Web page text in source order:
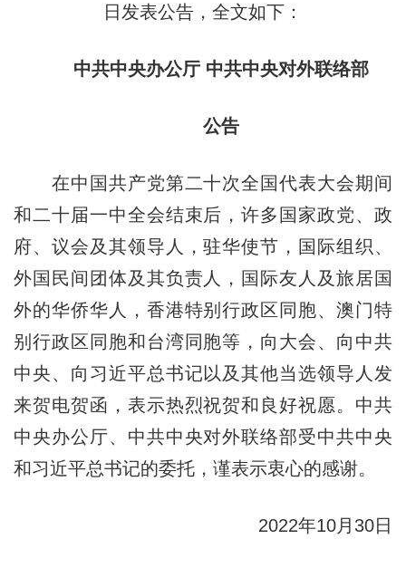
日发表公告，全文如下：
中共中央办公厅 中共中央对外联络部
公告
在中国共产党第二十次全国代表大会期间
和二十届一中全会结束后，许多国家政党、政
府、议会及其领导人，驻华使节，国际组织、
外国民间团体及其负责人，国际友人及旅居国
外的华侨华人，香港特别行政区同胞、澳门特
别行政区同胞和台湾同胞等，向大会、向中共
中央、向习近平总书记以及其他当选领导人发
来贺电贺函，表示热烈祝贺和良好祝愿。中共
中央办公厅、中共中央对外联络部受中共中央
和习近平总书记的委托，谨表示衷心的感谢。
2022年10月30日